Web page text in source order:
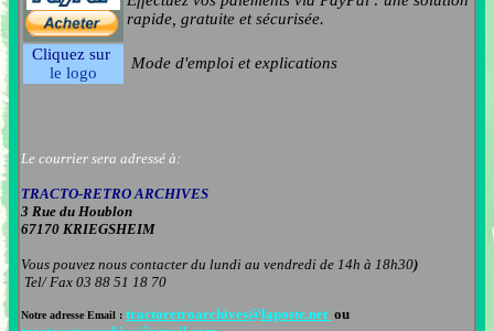
rapide, gratuite et sécurisée.
Cliquez sur
le logo
Mode d'emploi et explications
Le courrier sera adressé à:
TRACTO-RETRO ARCHIVES
3 Rue du Houblon
67170 KRIEGSHEIM
Vous pouvez nous contacter du lundi au vendredi de 14h à 18h30)
Tel/ Fax 03 88 51 18 70
Notre adresse Email : tractoretroarchives@laposte.net ou